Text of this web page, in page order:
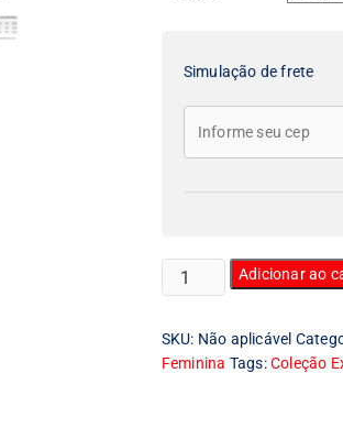
Simulação de frete
Camiseta
Feminina
Look
I
Adicionar ao
SKU: Não aplicável
Feminina Tags:Coleção